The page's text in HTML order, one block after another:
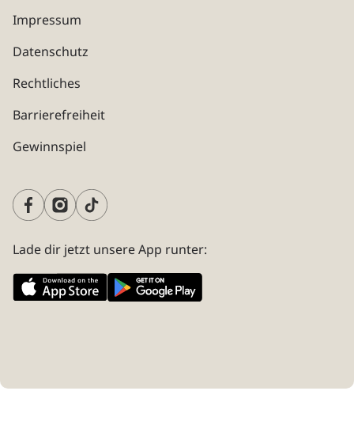
Impressum
Datenschutz
Rechtliches
Barrierefreiheit
Gewinnspiel
Lade dir jetzt unsere App runter: